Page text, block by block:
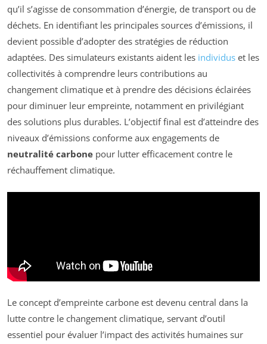
qu’il s’agisse de consommation d’énergie, de transport ou de
déchets. En identifiant les principales sources d’émissions, il
devient possible d’adopter des stratégies de réduction
adaptées. Des simulateurs existants aident les individus et les
collectivités à comprendre leurs contributions au
changement climatique et à prendre des décisions éclairées
pour diminuer leur empreinte, notamment en privilégiant
des solutions plus durables. L’objectif final est d’atteindre des
niveaux d’émissions conforme aux engagements de
neutralité carbone pour lutter efficacement contre le
réchauffement climatique.
Le concept d’empreinte carbone est devenu central dans la
lutte contre le changement climatique, servant d’outil
essentiel pour évaluer l’impact des activités humaines sur